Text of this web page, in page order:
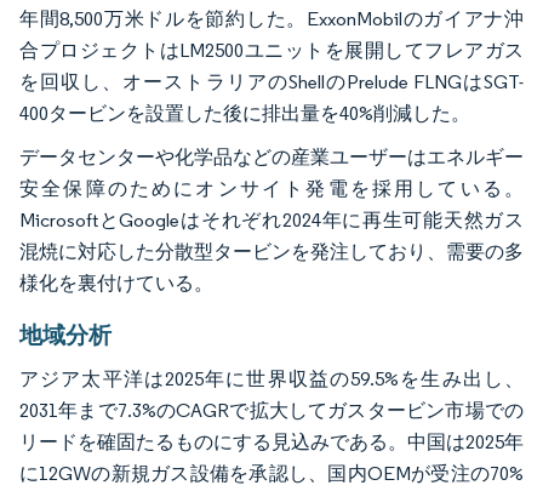
年間8,500万米ドルを節約した。ExxonMobilのガイアナ沖
合プロジェクトはLM2500ユニットを展開してフレアガス
を回収し、オーストラリアのShellのPrelude FLNGはSGT-
400タービンを設置した後に排出量を40%削減した。
データセンターや化学品などの産業ユーザーはエネルギー
安全保障のためにオンサイト発電を採用している。
MicrosoftとGoogleはそれぞれ2024年に再生可能天然ガス
混焼に対応した分散型タービンを発注しており、需要の多
様化を裏付けている。
地域分析
アジア太平洋は2025年に世界収益の59.5%を生み出し、
2031年まで7.3%のCAGRで拡大してガスタービン市場での
リードを確固たるものにする見込みである。中国は2025年
に12GWの新規ガス設備を承認し、国内OEMが受注の70%